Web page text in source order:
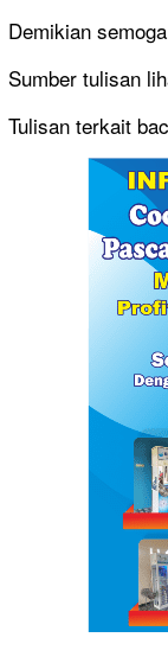
Demikian
Sumber tulisan
Tulisan terkait